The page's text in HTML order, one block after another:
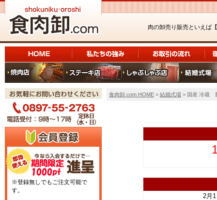
肉の卸売り販売といえば【
※登録無しでもご注文可能で
す。
食肉卸.com HOME > 結婚式場 > 国産 冷蔵
2月